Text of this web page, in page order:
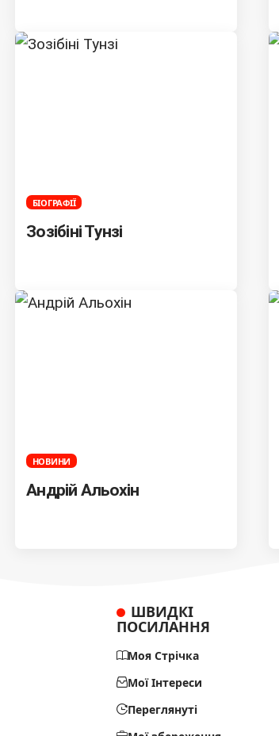
БІОГРАФІЇ
Зозібіні Тунзі
НОВИНИ
Андрій Альохін
ШВИДКІ
ПОСИЛАННЯ
Моя Стрічка
Мої Інтереси
Переглянуті